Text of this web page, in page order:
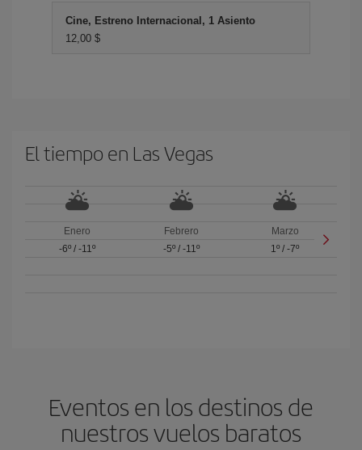
Cine, Estreno Internacional, 1 Asiento
12,00 $
El tiempo en Las Vegas
Enero
-6º/ -11º
Febrero
-5º/ -11º
Marzo
1º /-7º
Eventos en los destinos de
nuestros vuelos baratos